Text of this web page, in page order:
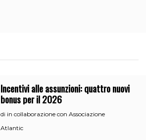
Incentivi alle assunzioni: quattro nuovi
bonus per il 2026
di in collaborazione con Associazione
Atlantic